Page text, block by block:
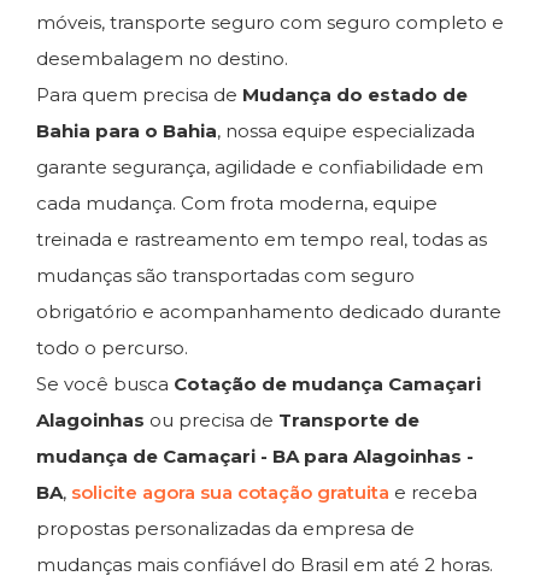
móveis, transporte seguro com seguro completo e
desembalagem no destino.
Para quem precisa de Mudança do estado de
Bahia para o Bahia, nossa equipe especializada
garante segurança, agilidade e confiabilidade em
cada mudança. Com frota moderna, equipe
treinada e rastreamento em tempo real, todas as
mudanças são transportadas com seguro
obrigatório e acompanhamento dedicado durante
todo o percurso.
Se você busca Cotação de mudança Camaçari
Alagoinhas ou precisa de Transporte de
mudança de Camaçari - BA para Alagoinhas -
BA, solicite agora sua cotação gratuita e receba
propostas personalizadas da empresa de
mudanças mais confiável do Brasil em até 2 horas.